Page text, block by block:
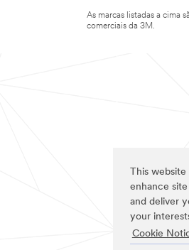
This
enhance
and deliver
your
Cookie
As marcas listadas a cima
comerciais da 3M.